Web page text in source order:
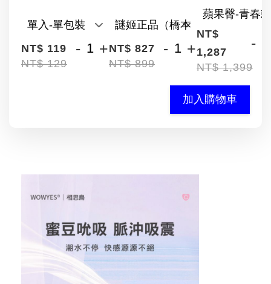
NT$ 119
NT$ 129
- +NT$ 827
NT$ 899
- +
NT$
1,287
NT$ 1,399
-
加入購物車